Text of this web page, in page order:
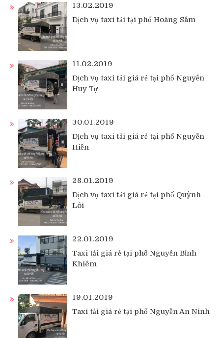
13.02.2019
Dịch vụ taxi tải tại phố Hoàng Sâm
11.02.2019
Dịch vụ taxi tải giá rẻ tại phố Nguyễn
Huy Tự
30.01.2019
Dịch vụ taxi tải giá rẻ tại phố Nguyễn
Hiền
28.01.2019
Dịch vụ taxi tải giá rẻ tại phố Quỳnh
Lôi
22.01.2019
Taxi tải giá rẻ tại phố Nguyễn Bỉnh
Khiêm
19.01.2019
Taxi tải giá rẻ tại phố Nguyễn An Ninh